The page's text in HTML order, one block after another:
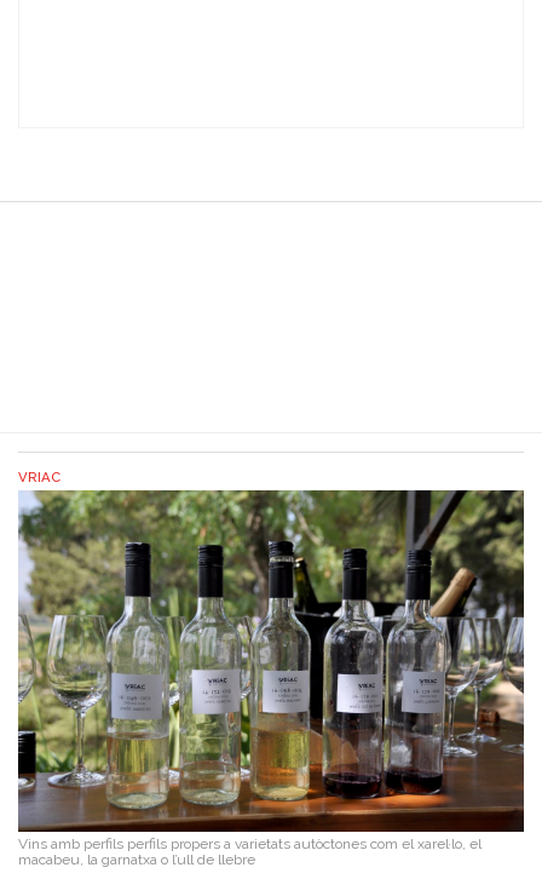
VRIAC
Vins amb perfils perfils propers a varietats autòctones com el xarel·lo, el
macabeu, la garnatxa o l’ull de llebre